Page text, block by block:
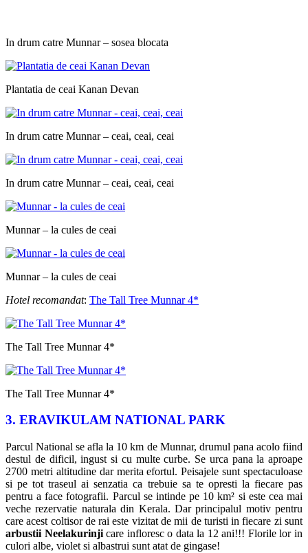
In drum catre Munnar – sosea blocata
Plantatia de ceai Kanan Devan
In drum catre Munnar – ceai, ceai, ceai
In drum catre Munnar – ceai, ceai, ceai
Munnar – la cules de ceai
Munnar – la cules de ceai
Hotel recomandat: The Tall Tree Munnar 4*
The Tall Tree Munnar 4*
The Tall Tree Munnar 4*
3. ERAVIKULAM NATIONAL PARK
Parcul National se afla la 10 km de Munnar, drumul pana acolo fiind
destul de dificil, ingust si cu multe curbe. Se urca pana la aproape
2700 metri altitudine dar merita efortul. Peisajele sunt spectaculoase
si pe tot traseul ai senzatia ca trebuie sa te opresti la fiecare pas
pentru a face fotografii. Parcul se intinde pe 10 km² si este cea mai
veche rezervatie naturala din Kerala. Dar principalul motiv pentru
care acest coltisor de rai este vizitat de mii de turisti in fiecare zi sunt
arbustii Neelakurinjicare infloresc o data la 12 ani!!! Florile lor in
culori albe, violet si albastrui sunt atat de gingase!